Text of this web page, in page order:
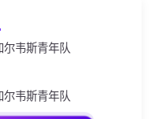
尔韦斯青年队
尔韦斯青年队